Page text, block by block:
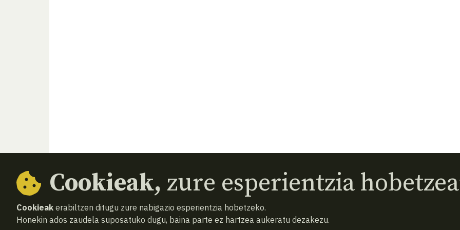
Cookieak, zure esperientzia
Cookieak erabiltzen ditugu zure nabigazio esperientzia hobetzeko.
Honekin ados zaudela suposatuko dugu, baina parte ez hartzea aukeratu dezakezu.